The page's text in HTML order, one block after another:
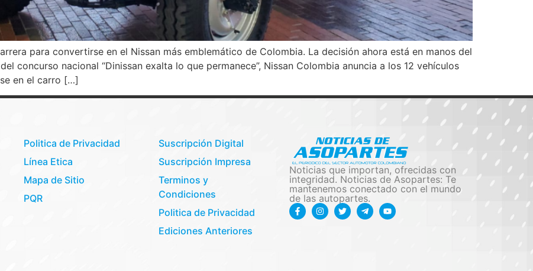
para convertirse en el Nissan más emblemático de Colombia. La decisión ahora está en manos del
concurso nacional “Dinissan exalta lo que permanece”, Nissan Colombia anuncia a los 12 vehículos
en el carro […]
Politica de Privacidad
Línea Etica
Mapa de Sitio
PQR
Suscripción Digital
Suscripción Impresa
Terminos y
Condiciones
Politica de Privacidad
Ediciones Anteriores
Noticias que importan, ofrecidas con
integridad. Noticias de Asopartes: Te
mantenemos conectado con el mundo
de las autopartes.